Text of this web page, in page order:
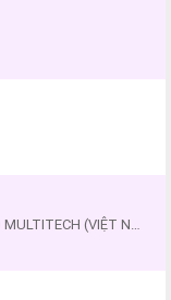
CÔNG TY TRÁCH NHIỆM HỮU HẠN ADVANCED MULTITECH (VIỆT NAM)